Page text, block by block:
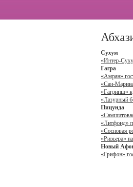
Сухум
«Интер-
Гагра
«Амран»
«Сан-
«Гагрипш»
«Лазурный
Пицунда
«Литфонд»
«Сосновая
«Ривьера»
Новый
«Грифон»